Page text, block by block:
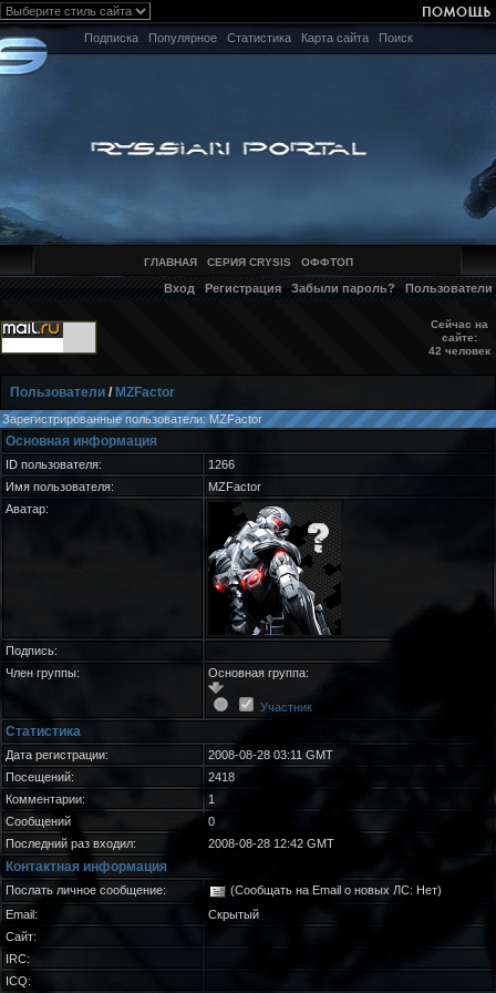
Подписка Популярное Статистика Карта сайта Поиск
ГЛАВНАЯ СЕРИЯ CRYSIS ОФФТОП
Вход Регистрация Забыли пароль? Пользователи
Сейчас на
сайте:
42 человек
Пользователи / MZFactor
Зарегистрированные пользователи: MZFactor
Основная информация
ID пользователя:
1266
Имя пользователя:
MZFactor
Аватар:
Подпись:
Член группы:
Основная группа:
Участник
Статистика
Дата регистрации:
2008-08-28 03:11 GMT
Посещений:
2418
Комментарии:
1
Сообщений
0
Последний раз входил:
2008-08-28 12:42 GMT
Контактная информация
Послать личное сообщение:
(Сообщать на Email о новых ЛС: Нет)
Email:
Скрытый
Сайт:
IRC:
ICQ: